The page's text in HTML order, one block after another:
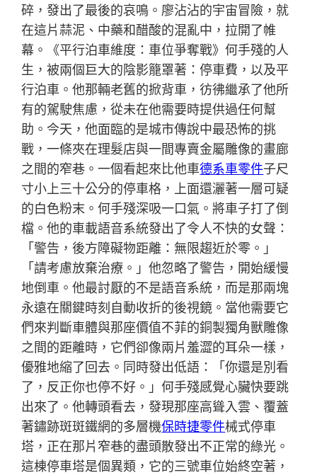
碎，發出了最後的哀鳴。廖沾沾的宇宙冒險，就
在這片蒜泥、中藥和醋酸的混亂中，拉開了帷
幕。《平行泊車維度：車位爭奪戰》何手殘的人
生，被兩個巨大的陰影籠罩著：停車費，以及平
行泊車。他那輛老舊的掀背車，彷彿繼承了他所
有的駕駛焦慮，從未在他需要時提供過任何幫
助。今天，他面臨的是城市傳說中最恐怖的挑
戰，一條夾在理髮店與一間專賣金屬雕像的畫廊
之間的窄巷。一個看起來比他車德系車零件子尺
寸小上三十公分的停車格，上面還灑著一層可疑
的白色粉末。何手殘深吸一口氣。將車子打了倒
檔。他的車載語音系統發出了令人不快的女聲：
「警告，後方障礙物距離：無限趨近於零。」
「請考慮放棄治療。」他忽略了警告，開始緩慢
地倒車。他最討厭的不是語音系統，而是那兩塊
永遠在關鍵時刻自動收折的後視鏡。當他需要它
們來判斷車體與那座價值不菲的銅製獨角獸雕像
之間的距離時，它們卻像兩片羞澀的耳朵一樣，
優雅地縮了回去。同時發出低語：「你還是別看
了，反正你也停不好。」何手殘感覺心臟快要跳
出來了。他轉頭看去，發現那座高聳入雲、覆蓋
著鏽跡斑斑鐵網的多層機保時捷零件械式停車
塔，正在那片窄巷的盡頭散發出不正常的綠光。
這棟停車塔是個異類，它的三號車位始終空著，